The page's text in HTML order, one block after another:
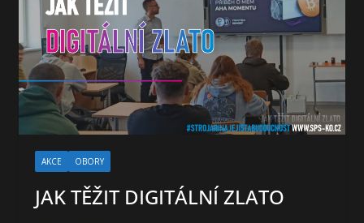
AKCE OBORY
JAK TĚŽIT DIGITÁLNÍ ZLATO